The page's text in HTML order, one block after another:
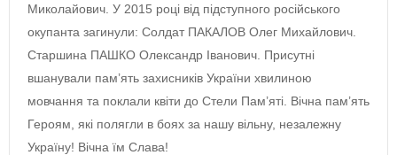
Миколайович. У 2015 році від підступного російського
окупанта загинули: Солдат ПАКАЛОВ Олег Михайлович.
Старшина ПАШКО Олександр Іванович. Присутні
вшанували пам’ять захисників України хвилиною
мовчання та поклали квіти до Стели Пам’яті. Вічна пам’ять
Героям, які полягли в боях за нашу вільну, незалежну
Україну! Вічна їм Слава!